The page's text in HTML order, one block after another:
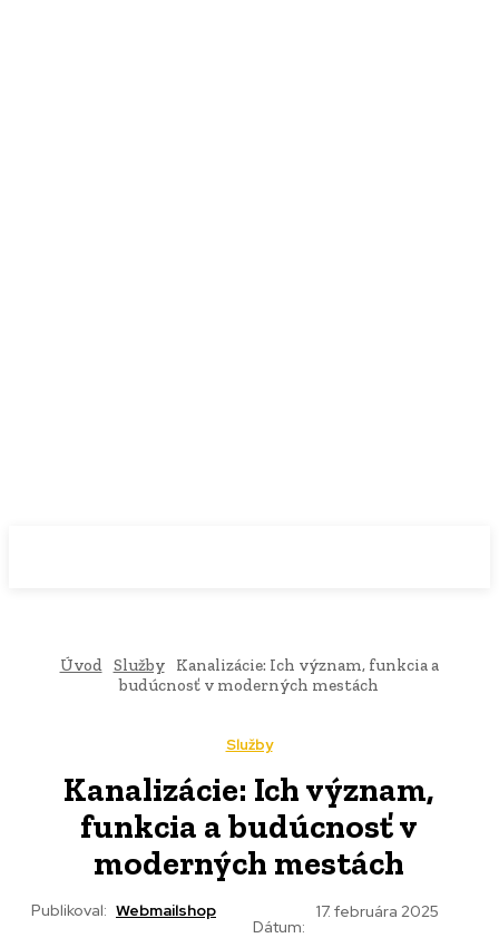
Úvod Služby
Kanalizácie: Ich význam, funkcia a
budúcnosť v moderných mestách
Služby
Kanalizácie: Ich význam,
funkcia a budúcnosť v
moderných mestách
Publikoval: Webmailshop
Dátum:
17. februára 2025